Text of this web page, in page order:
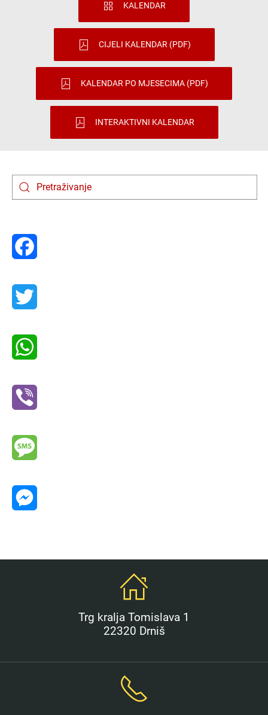
KALENDAR
CIJELI KALENDAR (PDF)
KALENDAR PO MJESECIMA (PDF)
INTERAKTIVNI KALENDAR
Trg kralja Tomislava 1
22320 Drniš